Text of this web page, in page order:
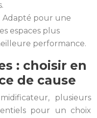
Adapté pour une
espaces plus
performance.
: choisir en
de cause
plusieurs
pour un choix